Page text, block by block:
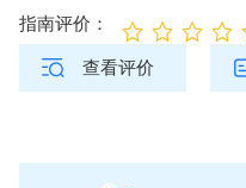
指南评价：
查看评价